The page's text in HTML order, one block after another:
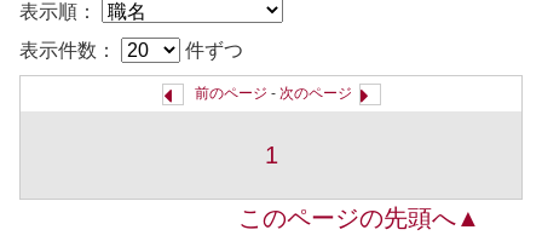
表示順：
表示件数：
件ずつ
前のページ - 次のページ
1
このページの先頭へ▲